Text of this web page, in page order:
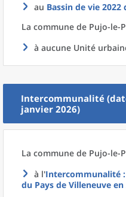
au Bassin de vie 2022
La commune de Pujo-le-
à aucune Unité
Intercommunalité
janvier 2026)
La commune de Pujo-le-
à l'Intercommunalité
du Pays de Villeneuve